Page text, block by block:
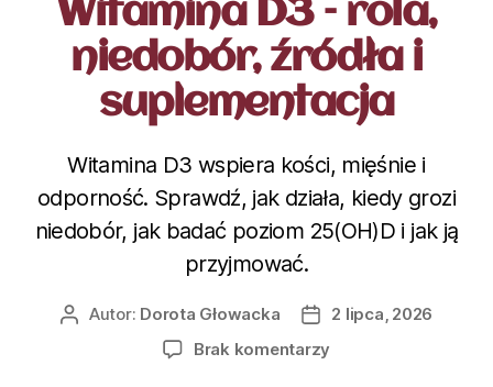
Witamina D3 – rola,
niedobór, źródła i
suplementacja
Witamina D3 wspiera kości, mięśnie i
odporność. Sprawdź, jak działa, kiedy grozi
niedobór, jak badać poziom 25(OH)D i jak ją
przyjmować.
Autor: Dorota Głowacka
2 lipca, 2026
Brak komentarzy